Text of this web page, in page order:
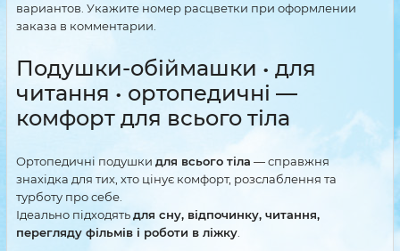
вариантов. Укажите номер расцветки при оформлении
заказа в комментарии.
Подушки-обіймашки • для
читання • ортопедичні —
комфорт для всього тіла
Ортопедичні подушки для всього тіла — справжня
знахідка для тих, хто цінує комфорт, розслаблення та
турботу про себе.
Ідеально підходятьдля сну, відпочинку, читання,
перегляду фільмів і роботи в ліжку